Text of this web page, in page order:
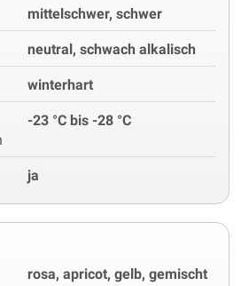
mittelschwer, schwer
neutral, schwach alkalisch
winterhart
-23 °C bis -28 °C
ja
rosa, apricot, gelb, gemischt